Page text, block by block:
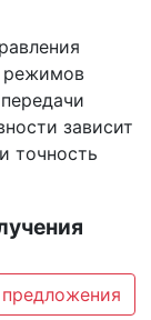
режимов
зависит
точность